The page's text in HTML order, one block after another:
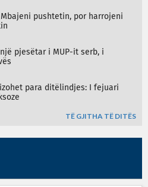
pushtetin, por harrojeni
pjesëtar i MUP-it serb, i
para ditëlindjes: I fejuari
TË GJITHA TË DITËS